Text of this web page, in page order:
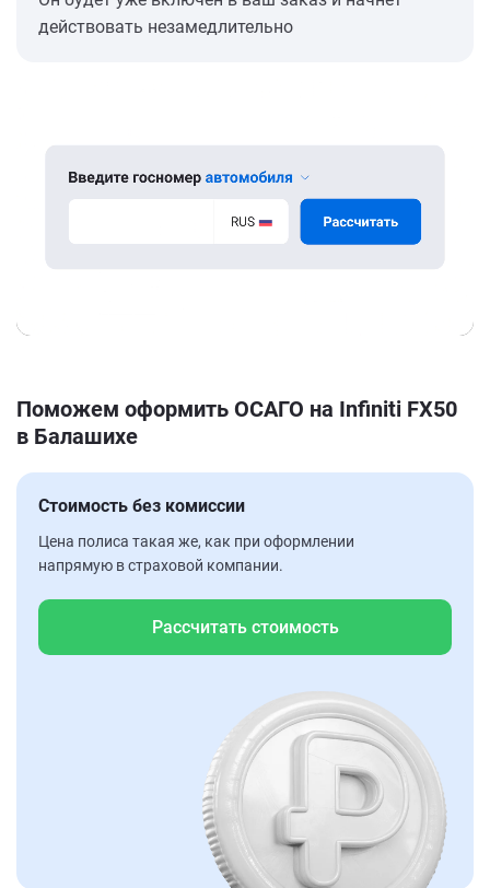
действовать незамедлительно
Поможем оформить ОСАГО на Infiniti FX50
в Балашихе
Стоимость без комиссии
Цена полиса такая же, как при оформлении
напрямую в страховой компании.
Рассчитать стоимость